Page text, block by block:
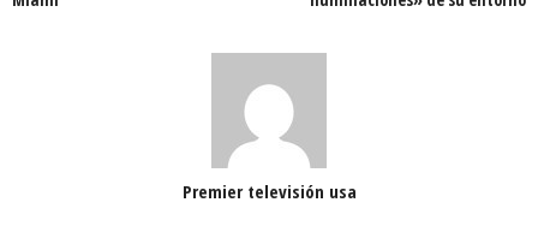
Premier televisión usa